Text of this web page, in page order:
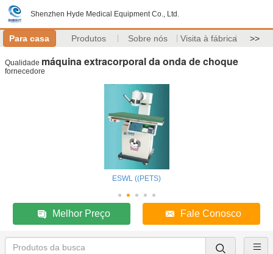
Shenzhen Hyde Medical Equipment Co., Ltd.
Para casa Produtos Sobre nós Visita à fábrica >>
Qualidade máquina extracorporal da onda de choque
fornecedore
ESWL ((PETS)
Melhor Preço Fale Conosco